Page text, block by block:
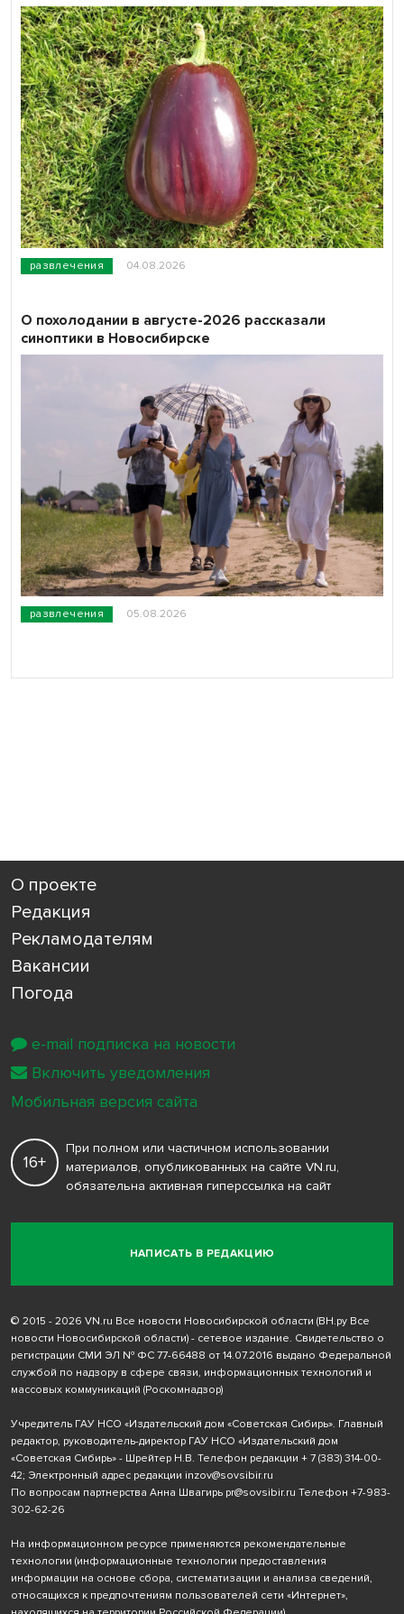
развлечения 04.08.2026
развлечения 05.08.2026
О похолодании в августе-2026 рассказали
синоптики в Новосибирске
О проекте
Редакция
Рекламодателям
Вакансии
Погода
НАПИСАТЬ В РЕДАКЦИЮ
16+
При полном или частичном использовании
материалов, опубликованных на сайте VN.ru,
обязательна активная гиперссылка на сайт
© 2015 - 2026 VN.ru Все новости Новосибирской области (ВН.ру Все
новости Новосибирской области) - сетевое издание. Свидетельство о
регистрации СМИ ЭЛ № ФС 77-66488 от 14.07.2016 выдано Федеральной
службой по надзору в сфере связи, информационных технологий и
массовых коммуникаций (Роскомнадзор)
Учредитель ГАУ НСО «Издательский дом «Советская Сибирь». Главный
редактор, руководитель-директор ГАУ НСО «Издательский дом
«Советская Сибирь» - Шрейтер Н.В. Телефон редакции + 7 (383) 314-00-
42; Электронный адрес редакции inzov@sovsibir.ru
По вопросам партнерства Анна Швагирь pr@sovsibir.ru Телефон +7-983-
302-62-26
На информационном ресурсе применяются рекомендательные
технологии (информационные технологии предоставления
информации на основе сбора, систематизации и анализа сведений,
относящихся к предпочтениям пользователей сети «Интернет»,
e-mail подписка на новости
Включить уведомления
Мобильная версия сайта